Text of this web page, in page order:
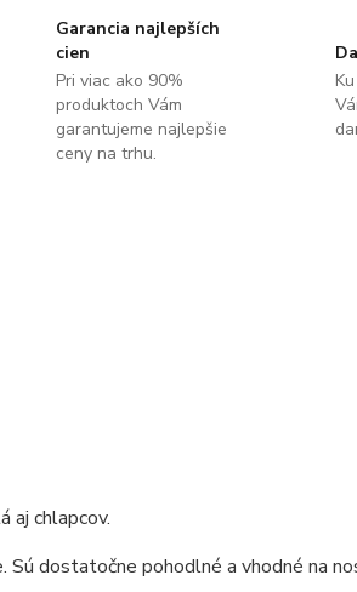
Garancia najlepších
cien
Pri viac ako 90%
produktoch Vám
garantujeme najlepšie
ceny na trhu.
aj chlapcov.
Sú dostatočne pohodlné a vhodné na